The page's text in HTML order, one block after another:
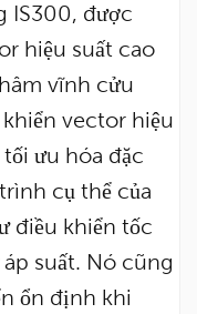
IS300, được
hiệu suất cao
vĩnh cửu
vector hiệu
ưu hóa đặc
cụ thể của
điều khiển tốc
suất. Nó cũng
ổn định khi